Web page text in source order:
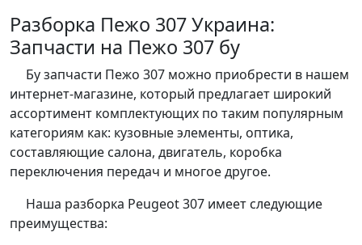
Разборка Пежо 307 Украина:
Запчасти на Пежо 307 бу
Бу запчасти Пежо 307 можно приобрести в нашем
интернет-магазине, который предлагает широкий
ассортимент комплектующих по таким популярным
категориям как: кузовные элементы, оптика,
составляющие салона, двигатель, коробка
переключения передач и многое другое.
Наша разборка Peugeot 307 имеет следующие
преимущества: